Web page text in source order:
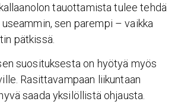
tauottamista tulee tehdä
sen parempi – vaikka
pätkissä.
suosituksesta on hyötyä myös
Rasittavampaan liikuntaan
saada yksilöllistä ohjausta.